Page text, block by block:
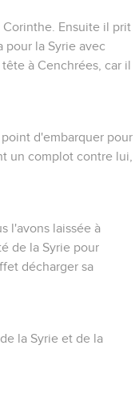
Corinthe. Ensuite il prit
la Syrie avec
à Cenchrées, car il
d'embarquer pour
un complot contre lui,
l'avons laissée à
de la Syrie pour
décharger sa
la Syrie et de la